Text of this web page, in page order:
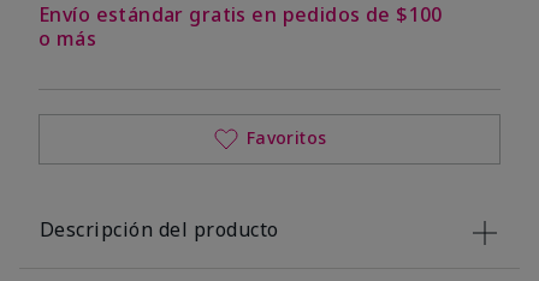
Envío estándar gratis en pedidos de $100
o más
Favoritos
Descripción del producto